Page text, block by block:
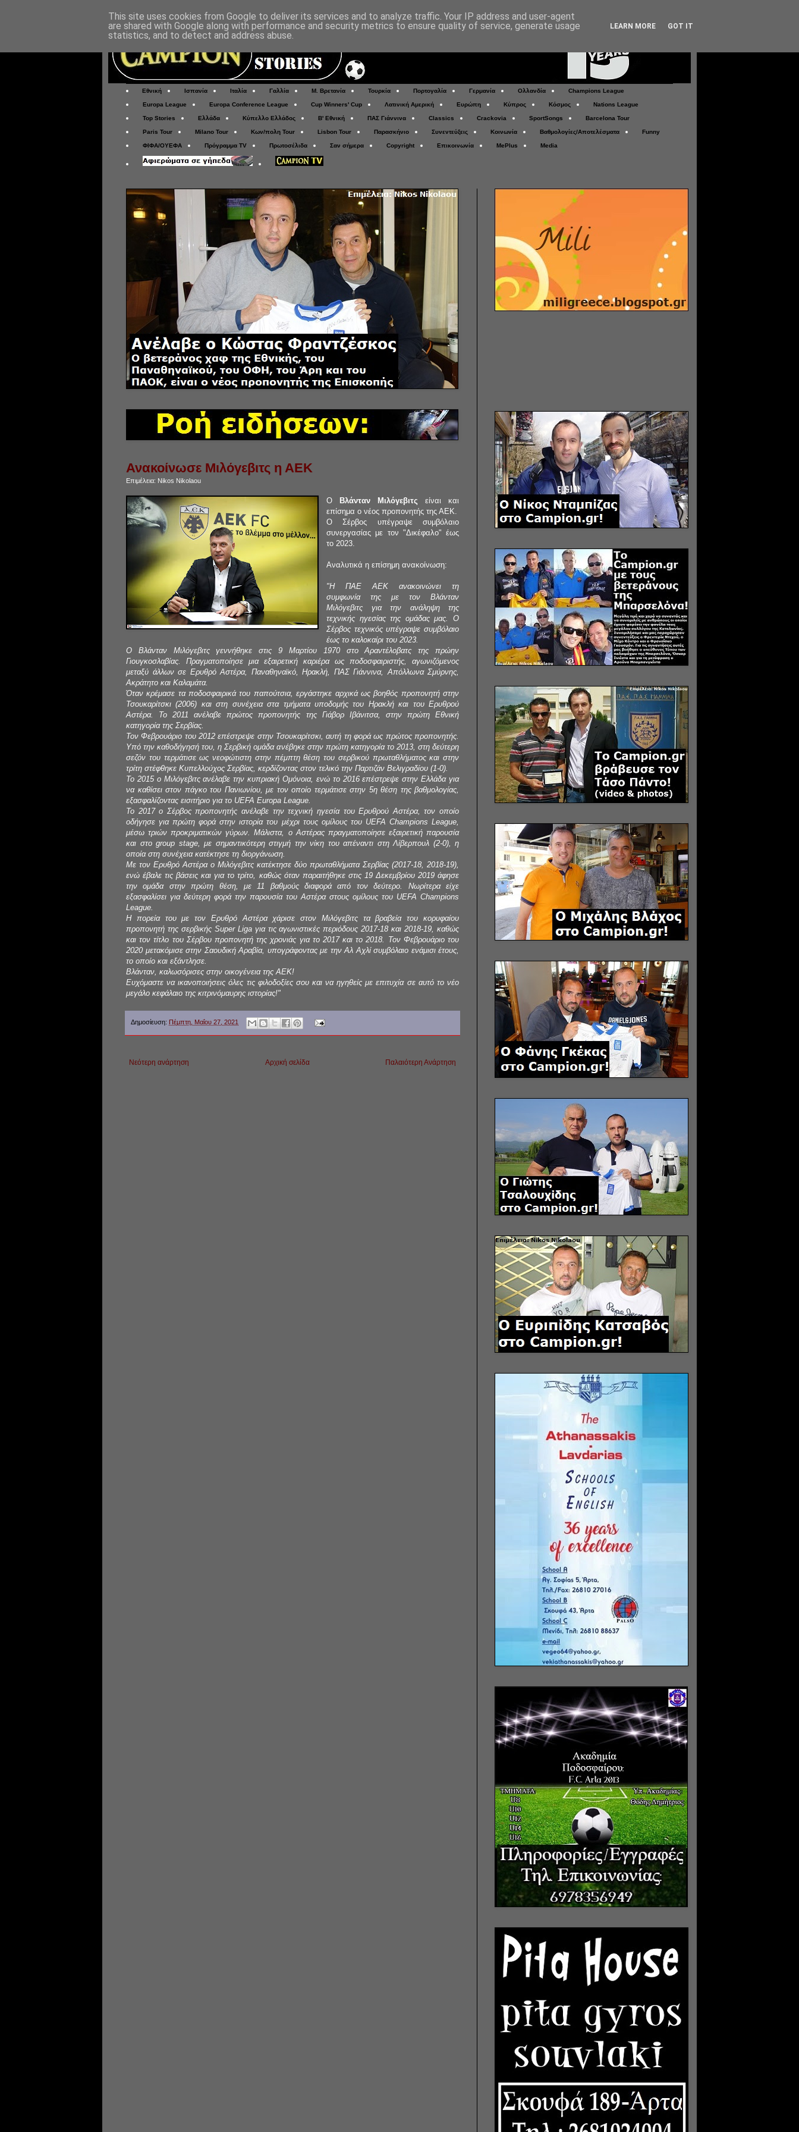
Εθνική Ισπανία Ιταλία Γαλλία Μ. Βρετανία Τουρκία Πορτογαλία Γερμανία Ολλανδία Champions League
Europa League Europa Conference League Cup Winners' Cup Λατινική Αμερική Ευρώπη Κύπρος Κόσμος Nations League
Top Stories Ελλάδα Κύπελλο Ελλάδος Β' Εθνική ΠΑΣ Γιάννινα Classics Crackovia SportSongs Barcelona Tour
Paris Tour Milano Tour Κων/πολη Tour Lisbon Tour Παρασκήνιο Συνεντεύξεις Κοινωνία Βαθμολογίες/Αποτελέσματα Funny
ΦΙΦΑ/ΟΥΕΦΑ Πρόγραμμα TV Πρωτοσέλιδα Σαν σήμερα Copyright Επικοινωνία MePlus Media
Ανακοίνωσε Μιλόγεβιτς η ΑΕΚ
Επιμέλεια: Nikos Nikolaou
Ο Βλάνταν Μιλόγεβιτς είναι και
επίσημα ο νέος προπονητής της ΑΕΚ.
Ο Σέρβος υπέγραψε συμβόλαιο
συνεργασίας με τον "Δικέφαλο" έως
το 2023.
Αναλυτικά η επίσημη ανακοίνωση:
"Η ΠΑΕ ΑΕΚ ανακοινώνει τη
συμφωνία της με τον Βλάνταν
Μιλόγεβιτς για την ανάληψη της
τεχνικής ηγεσίας της ομάδας μας. Ο
Σέρβος τεχνικός υπέγραψε συμβόλαιο
έως το καλοκαίρι του 2023.
Ο Βλάνταν Μιλόγεβιτς γεννήθηκε στις 9 Μαρτίου 1970 στο Αραντέλοβατς της πρώην
Γιουγκοσλαβίας. Πραγματοποίησε μια εξαιρετική καριέρα ως ποδοσφαιριστής, αγωνιζόμενος
μεταξύ άλλων σε Ερυθρό Αστέρα, Παναθηναϊκό, Ηρακλή, ΠΑΣ Γιάννινα, Απόλλωνα Σμύρνης,
Ακράτητο και Καλαμάτα.
Όταν κρέμασε τα ποδοσφαιρικά του παπούτσια, εργάστηκε αρχικά ως βοηθός προπονητή στην
Τσουκαρίτσκι (2006) και στη συνέχεια στα τμήματα υποδομής του Ηρακλή και του Ερυθρού
Αστέρα. Το 2011 ανέλαβε πρώτος προπονητής της Γιάβορ Ιβάνιτσα, στην πρώτη Εθνική
κατηγορία της Σερβίας.
Τον Φεβρουάριο του 2012 επέστρεψε στην Τσουκαρίτσκι, αυτή τη φορά ως πρώτος προπονητής.
Υπό την καθοδήγησή του, η Σερβική ομάδα ανέβηκε στην πρώτη κατηγορία το 2013, στη δεύτερη
σεζόν του τερμάτισε ως νεοφώτιστη στην πέμπτη θέση του σερβικού πρωταθλήματος και στην
τρίτη στέφθηκε Κυπελλούχος Σερβίας, κερδίζοντας στον τελικό την Παρτιζάν Βελιγραδίου (1-0).
Το 2015 ο Μιλόγεβιτς ανέλαβε την κυπριακή Ομόνοια, ενώ το 2016 επέστρεψε στην Ελλάδα για
να καθίσει στον πάγκο του Πανιωνίου, με τον οποίο τερμάτισε στην 5η θέση της βαθμολογίας,
εξασφαλίζοντας εισιτήριο για το UEFA Europa League.
To 2017 ο Σέρβος προπονητής ανέλαβε την τεχνική ηγεσία του Ερυθρού Αστέρα, τον οποίο
οδήγησε για πρώτη φορά στην ιστορία του μέχρι τους ομίλους του UEFA Champions League,
μέσω τριών προκριματικών γύρων. Μάλιστα, ο Αστέρας πραγματοποίησε εξαιρετική παρουσία
και στο group stage, με σημαντικότερη στιγμή την νίκη του απέναντι στη Λίβερπουλ (2-0), η
οποία στη συνέχεια κατέκτησε τη διοργάνωση.
Με τον Ερυθρό Αστέρα ο Μιλόγεβιτς κατέκτησε δύο πρωταθλήματα Σερβίας (2017-18, 2018-19),
ενώ έβαλε τις βάσεις και για το τρίτο, καθώς όταν παραιτήθηκε στις 19 Δεκεμβρίου 2019 άφησε
την ομάδα στην πρώτη θέση, με 11 βαθμούς διαφορά από τον δεύτερο. Νωρίτερα είχε
εξασφαλίσει για δεύτερη φορά την παρουσία του Αστέρα στους ομίλους του UEFA Champions
League.
Η πορεία του με τον Ερυθρό Αστέρα χάρισε στον Μιλόγεβιτς τα βραβεία του κορυφαίου
προπονητή της σερβικής Super Liga για τις αγωνιστικές περιόδους 2017-18 και 2018-19, καθώς
και τον τίτλο του Σέρβου προπονητή της χρονιάς για το 2017 και το 2018. Τον Φεβρουάριο του
2020 μετακόμισε στην Σαουδική Αραβία, υπογράφοντας με την Αλ Αχλί συμβόλαιο ενάμισι έτους,
το οποίο και εξάντλησε.
Βλάνταν, καλωσόρισες στην οικογένεια της ΑΕΚ!
Ευχόμαστε να ικανοποιήσεις όλες τις φιλοδοξίες σου και να ηγηθείς με επιτυχία σε αυτό το νέο
μεγάλο κεφάλαιο της κιτρινόμαυρης ιστορίας!"
Δημοσίευση: Πέμπτη, Μαΐου 27, 2021
Νεότερη ανάρτηση Παλαιότερη Ανάρτηση
Αρχική σελίδα
This site uses cookies from Google to deliver its services and to analyze traffic. Your IP address and user-agent
are shared with Google along with performance and security metrics to ensure quality of service, generate usage
statistics, and to detect and address abuse.
LEARN MORE GOT IT